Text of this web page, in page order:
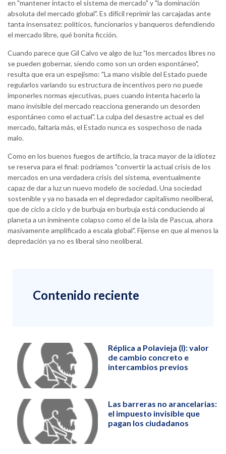
en "mantener intacto el sistema de mercado" y "la dominación
absoluta del mercado global". Es difícil reprimir las carcajadas ante
tanta insensatez: políticos, funcionarios y banqueros defendiendo
el mercado libre, qué bonita ficción.
Cuando parece que Gil Calvo ve algo de luz "los mercados libres no
se pueden gobernar, siendo como son un orden espontáneo",
resulta que era un espejismo: "La mano visible del Estado puede
regularlos variando su estructura de incentivos pero no puede
imponerles normas ejecutivas, pues cuando intenta hacerlo la
mano invisible del mercado reacciona generando un desorden
espontáneo como el actual". La culpa del desastre actual es del
mercado, faltaría más, el Estado nunca es sospechoso de nada
malo.
Como en los buenos fuegos de artificio, la traca mayor de la idiotez
se reserva para el final: podríamos "convertir la actual crisis de los
mercados en una verdadera crisis del sistema, eventualmente
capaz de dar a luz un nuevo modelo de sociedad. Una sociedad
sostenible y ya no basada en el depredador capitalismo neoliberal,
que de ciclo a ciclo y de burbuja en burbuja está conduciendo al
planeta a un inminente colapso como el de la isla de Pascua, ahora
masivamente amplificado a escala global". Fíjense en que al menos la
depredación ya no es liberal sino neoliberal.
Contenido reciente
Réplica a Polavieja (I): valor
de cambio concreto e
intercambios previos
Las barreras no arancelarias:
el impuesto invisible que
pagan los ciudadanos